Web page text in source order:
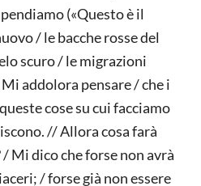
(«Questo è il
/ le bacche rosse del
scuro / le migrazioni
addolora pensare / che i
cose su cui facciamo
// Allora cosa farà
Mi dico che forse non avrà
/ forse già non essere